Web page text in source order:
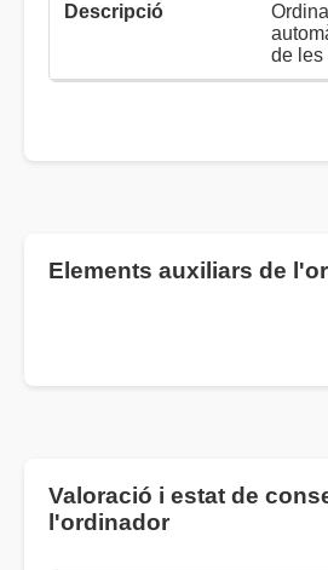
de les
Elements auxiliars de
Valoració i estat de
l'ordinador